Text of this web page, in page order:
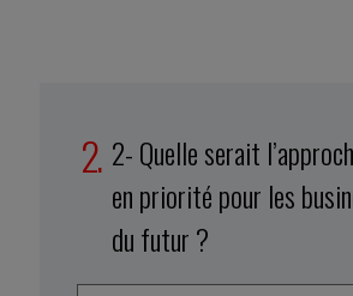
2- Quelle serait
en priorité pour les
du futur ?